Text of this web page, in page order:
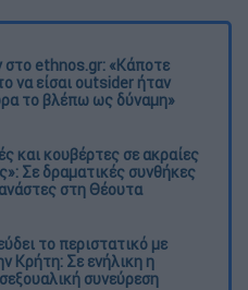
ethnos.gr: «Κάποτε
να είσαι outsider ήταν
το βλέπω ως δύναμη»
και κουβέρτες σε ακραίες
Σε δραματικές συνθήκες
στη Θέουτα
το περιστατικό με
Κρήτη: Σε ενήλικη η
συνεύρεση